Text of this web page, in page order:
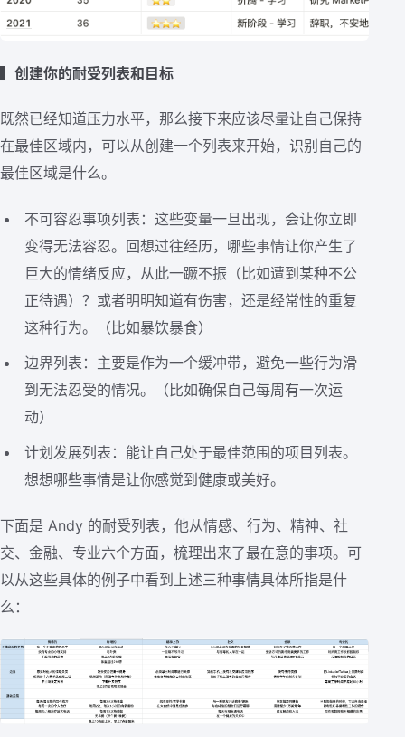
▍创建你的耐受列表和目标
既然已经知道压力水平，那么接下来应该尽量让自己保持
在最佳区域内，可以从创建一个列表来开始，识别自己的
最佳区域是什么。
不可容忍事项列表：这些变量一旦出现，会让你立即
变得无法容忍。回想过往经历，哪些事情让你产生了
巨大的情绪反应，从此一蹶不振（比如遭到某种不公
正待遇）？或者明明知道有伤害，还是经常性的重复
这种行为。（比如暴饮暴食）
边界列表：主要是作为一个缓冲带，避免一些行为滑
到无法忍受的情况。（比如确保自己每周有一次运
动）
计划发展列表：能让自己处于最佳范围的项目列表。
想想哪些事情是让你感觉到健康或美好。
下面是 Andy 的耐受列表，他从情感、行为、精神、社
交、金融、专业六个方面，梳理出来了最在意的事项。可
以从这些具体的例子中看到上述三种事情具体所指是什
么：